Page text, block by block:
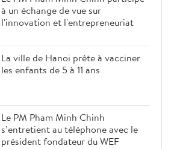
à un échange de vue sur
l'innovation et l'entrepreneuriat
La ville de Hanoi prête à vacciner
les enfants de 5 à 11 ans
Le PM Pham Minh Chinh
s’entretient au téléphone avec le
président fondateur du WEF